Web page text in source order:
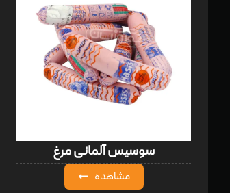
سوسیس آلمانی مرغ
مشاهده